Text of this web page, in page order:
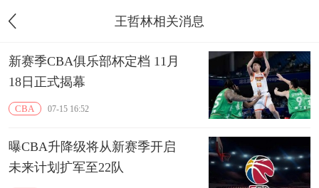
王哲林相关消息
新赛季CBA俱乐部杯定档 11月
18日正式揭幕
CBA 07-15 16:52
曝CBA升降级将从新赛季开启
未来计划扩军至22队